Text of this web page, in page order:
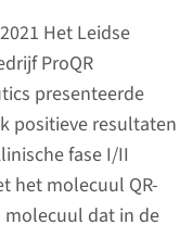
Het Leidse
ProQR
presenteerde
positieve resultaten
fase I/II
het molecuul QR-
molecuul dat in de